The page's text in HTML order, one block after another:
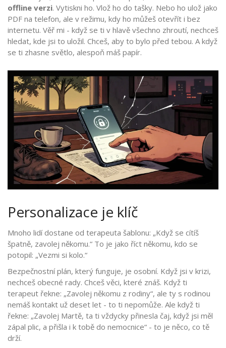
offline verzi. Vytiskni ho. Vlož ho do tašky. Nebo ho ulož jako
PDF na telefon, ale v režimu, kdy ho můžeš otevřít i bez
internetu. Věř mi - když se ti v hlavě všechno zhroutí, nechceš
hledat, kde jsi to uložil. Chceš, aby to bylo před tebou. A když
se ti zhasne světlo, alespoň máš papír.
Personalizace je klíč
Mnoho lidí dostane od terapeuta šablonu: „Když se cítíš
špatně, zavolej někomu.“ To je jako říct někomu, kdo se
potopil: „Vezmi si kolo.“
Bezpečnostní plán, který funguje, je osobní. Když jsi v krizi,
nechceš obecné rady. Chceš věci, které znáš. Když ti
terapeut řekne: „Zavolej někomu z rodiny“, ale ty s rodinou
nemáš kontakt už deset let - to ti nepomůže. Ale když ti
řekne: „Zavolej Martě, ta ti vždycky přinesla čaj, když jsi měl
zápal plic, a přišla i k tobě do nemocnice“ - to je něco, co tě
drží.